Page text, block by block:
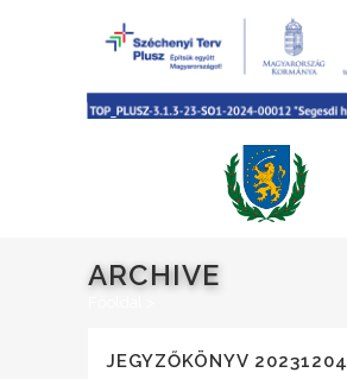
ARCHIVE
JEGYZŐKÖNYV 20231204